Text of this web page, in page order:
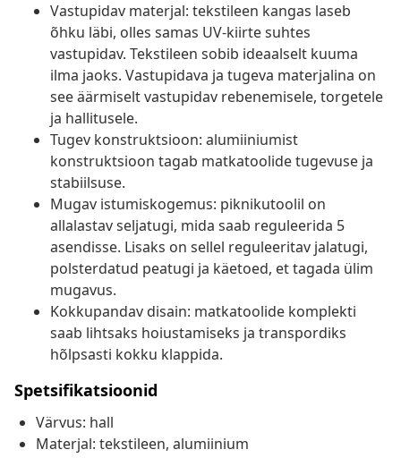
Vastupidav materjal: tekstileen kangas laseb
õhku läbi, olles samas UV-kiirte suhtes
vastupidav. Tekstileen sobib ideaalselt kuuma
ilma jaoks. Vastupidava ja tugeva materjalina on
see äärmiselt vastupidav rebenemisele, torgetele
ja hallitusele.
Tugev konstruktsioon: alumiiniumist
konstruktsioon tagab matkatoolide tugevuse ja
stabiilsuse.
Mugav istumiskogemus: piknikutoolil on
allalastav seljatugi, mida saab reguleerida 5
asendisse. Lisaks on sellel reguleeritav jalatugi,
polsterdatud peatugi ja käetoed, et tagada ülim
mugavus.
Kokkupandav disain: matkatoolide komplekti
saab lihtsaks hoiustamiseks ja transpordiks
hõlpsasti kokku klappida.
Spetsifikatsioonid
Värvus: hall
Materjal: tekstileen, alumiinium